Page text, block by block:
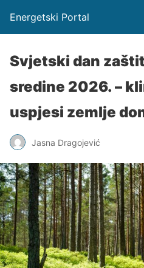
Energetski Portal
Svjetski dan
sredine 2026. –
uspjesi zemlje
Jasna Dragojević